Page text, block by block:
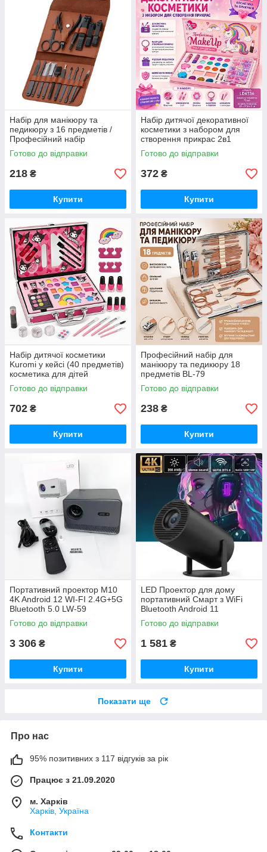
Набір для манікюру та
педикюру з 16 предметів /
Професійний набір
інструментів 16 в 1 з
нержавіючої сталі у футлярі
Готово до відправки
218 ₴
Купити
Набір дитячої декоративної
косметики з набором для
створення прикрас 2в1
MakeUp Набір для дівчаток
FW-74
Готово до відправки
372 ₴
Купити
Набір дитячої косметики
Kuromi у кейсі (40 предметів)
косметика для дітей
косметика дитяча DI-63
Готово до відправки
702 ₴
Купити
Професійний набір для
манікюру та педикюру 18
предметів BL-79
Готово до відправки
238 ₴
Купити
Портативний проектор M10
4K Android 12 WI-FI 2.4G+5G
Bluetooth 5.0 LW-59
Готово до відправки
3 306 ₴
Купити
LED Проектор для дому
портативний Смарт з WiFi
Bluetooth Android 11
1280х720р Black EA-84
Готово до відправки
1 581 ₴
Купити
Показати ще
Про нас
95% позитивних з 117 відгуків за рік
Працює з 21.09.2020
м. Харків
Харків, Україна
Контакти